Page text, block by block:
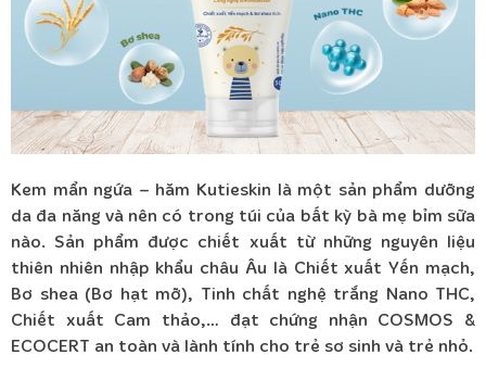
Kem mẩn ngứa – hăm Kutieskin là một sản phẩm dưỡng
da đa năng và nên có trong túi của bất kỳ bà mẹ bỉm sữa
nào. Sản phẩm được chiết xuất từ những nguyên liệu
thiên nhiên nhập khẩu châu Âu là Chiết xuất Yến mạch,
Bơ shea (Bơ hạt mỡ), Tinh chất nghệ trắng Nano THC,
Chiết xuất Cam thảo,… đạt chứng nhận COSMOS &
ECOCERT an toàn và lành tính cho trẻ sơ sinh và trẻ nhỏ.